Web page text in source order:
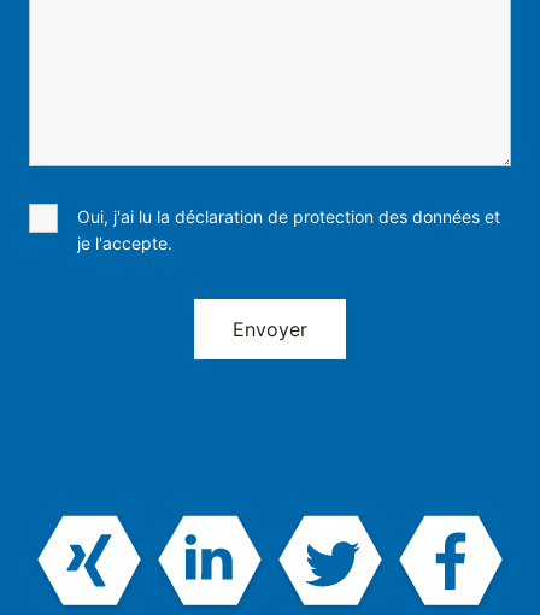
Oui, j'ai lu la déclaration de protection des données et
je l'accepte.